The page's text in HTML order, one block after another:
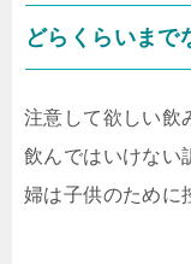
どらくらいまで
注意して欲しい飲
飲んではいけない
婦は子供のために